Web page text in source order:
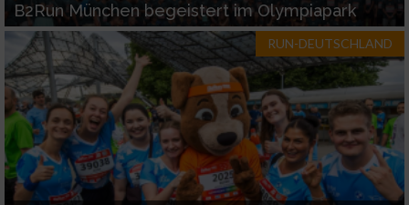
B2Run München begeistert im Olympiapark
RUN-DEUTSCHLAND